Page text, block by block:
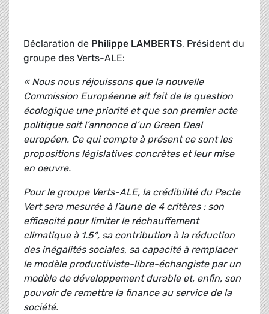
Déclaration de Philippe LAMBERTS, Président du
groupe des Verts-ALE:
« Nous nous réjouissons que la nouvelle
Commission Européenne ait fait de la question
écologique une priorité et que son premier acte
politique soit l’annonce d’un Green Deal
européen. Ce qui compte à présent ce sont les
propositions législatives concrètes et leur mise
en oeuvre.
Pour le groupe Verts-ALE, la crédibilité du Pacte
Vert sera mesurée à l’aune de 4 critères : son
efficacité pour limiter le réchauffement
climatique à 1.5°, sa contribution à la réduction
des inégalités sociales, sa capacité à remplacer
le modèle productiviste-libre-échangiste par un
modèle de développement durable et, enfin, son
pouvoir de remettre la finance au service de la
société.